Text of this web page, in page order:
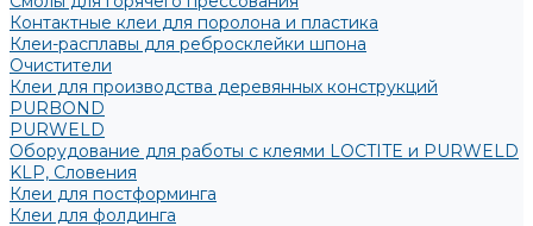
Контактные клеи для поролона и пластика
Клеи-расплавы для ребросклейки шпона
Очистители
Клеи для производства деревянных конструкций
PURBOND
PURWELD
Оборудование для работы с клеями LOCTITE и PURWELD
KLP, Словения
Клеи для постформинга
Клеи для фолдинга